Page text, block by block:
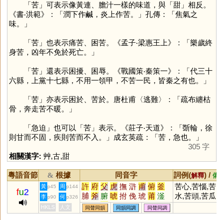
「苦」可表示像黃連、膽汁一樣的味道，與「甜」相反。
《書‧洪範》：「潤下作鹹，炎上作苦。」孔傳：「焦氣之
味。」
「苦」也表示痛苦、困苦。《孟子‧梁惠王上》：「樂歲終
身苦，凶年不免於死亡。」
「苦」還表示困擾、困辱。《戰國策‧秦策一》：「代三十
六縣，上黨十七縣，不用一領甲，不苦一民，皆秦之有也。」
「苦」亦表示困於、苦於。唐杜甫〈逃難〉：「疏布纏枯
骨，奔走苦不暖。」
「急迫」也可以「苦」表示。《莊子‧天道》：「斲輪，徐
則甘而不固，疾則苦而不入。」成玄英疏：「苦，急也。」
305 字
相關漢字: 艸,古,甜
粵語音節 & 根據 同音字 詞例(解釋) / 備
fu2
黃 p45 周 p144 許 府 父 虎 撫 滸 甫 俯 釜
脯 斧 腑 唬 拊 俛 琥 莆 滏
楛 黼 簠 頫 弣 蚥 暊 殕 汻
柎 嘸 蜅 軵 郙
苦心,苦惱,苦
水,苦頭,苦瓜,
苦難
李 p90 何 p326
HKLS 人文 同聲同韻 同韻同調 同聲同調